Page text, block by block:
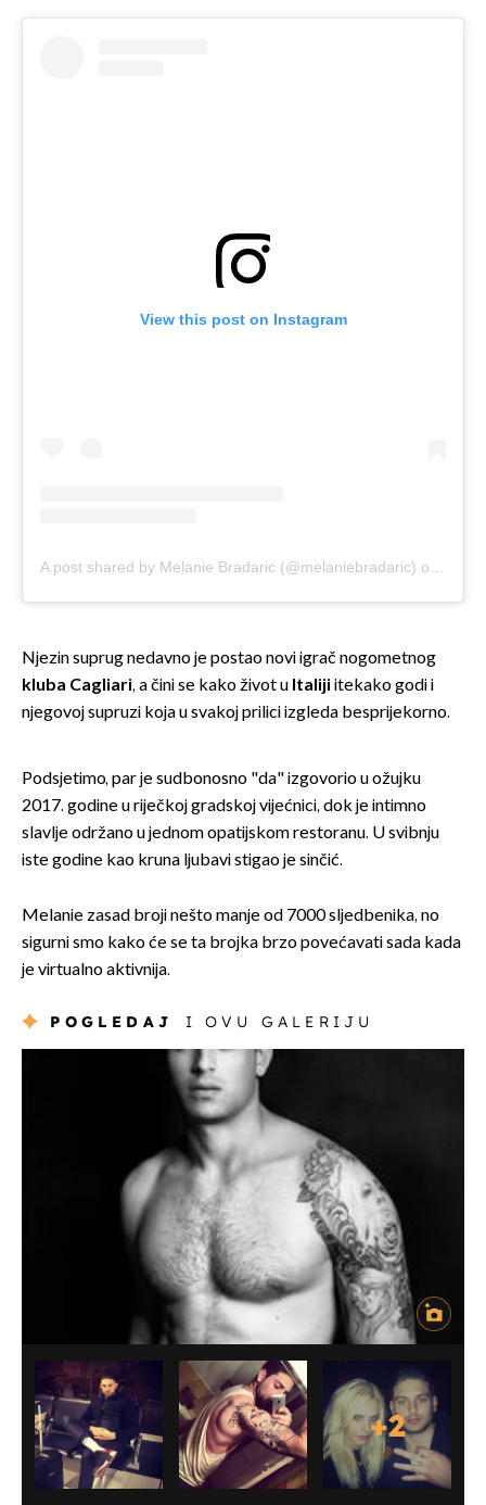
View this post on Instagram
A post shared by Melanie Bradaric (@melaniebradaric) on
Njezin suprug nedavno je postao novi igrač nogometnog
kluba Cagliari, a čini se kako život u Italiji itekako godi i
njegovoj supruzi koja u svakoj prilici izgleda besprijekorno.
Podsjetimo, par je sudbonosno "da" izgovorio u ožujku
2017. godine u riječkoj gradskoj vijećnici, dok je intimno
slavlje održano u jednom opatijskom restoranu. U svibnju
iste godine kao kruna ljubavi stigao je sinčić.
Melanie zasad broji nešto manje od 7000 sljedbenika, no
sigurni smo kako će se ta brojka brzo povećavati sada kada
je virtualno aktivnija.
POGLEDAJ I OVU GALERIJU
+2